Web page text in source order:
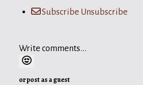
Subscribe Unsubscribe
Write comments...
or post as a guest